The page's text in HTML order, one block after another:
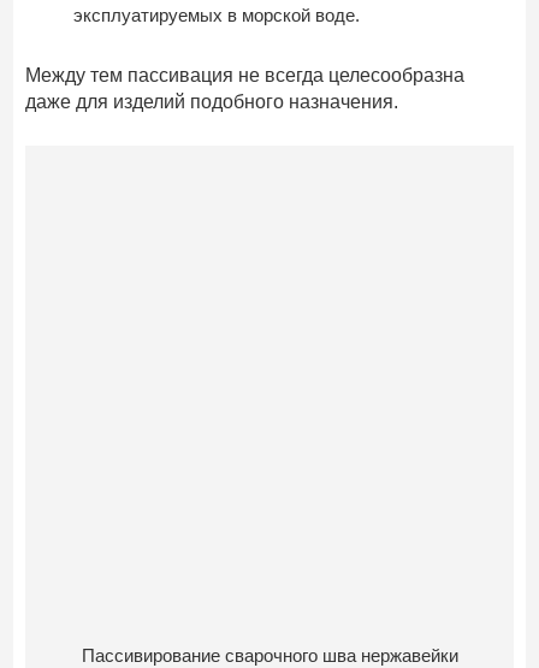
эксплуатируемых в морской воде.
Между тем пассивация не всегда целесообразна
даже для изделий подобного назначения.
Пассивирование сварочного шва нержавейки